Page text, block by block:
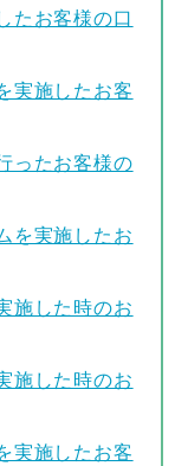
たお客様の口
実施したお客
ったお客様の
を実施したお
施した時のお
施した時のお
実施したお客